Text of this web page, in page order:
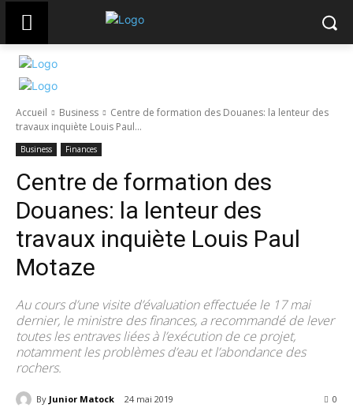
Accueil Business
Centre de formation des Douanes: la lenteur des
travaux inquiète Louis Paul...
Business Finances
Centre de formation des
Douanes: la lenteur des
travaux inquiète Louis Paul
Motaze
Au cours d’une visite d’évaluation effectuée le 17 mai
dernier, le ministre des finances, a recommandé de lever
toutes les entraves liées à l’exécution de ce projet,
notamment les problèmes d’eau et l’abondance des
rochers.
By Junior Matock 24 mai 2019 0